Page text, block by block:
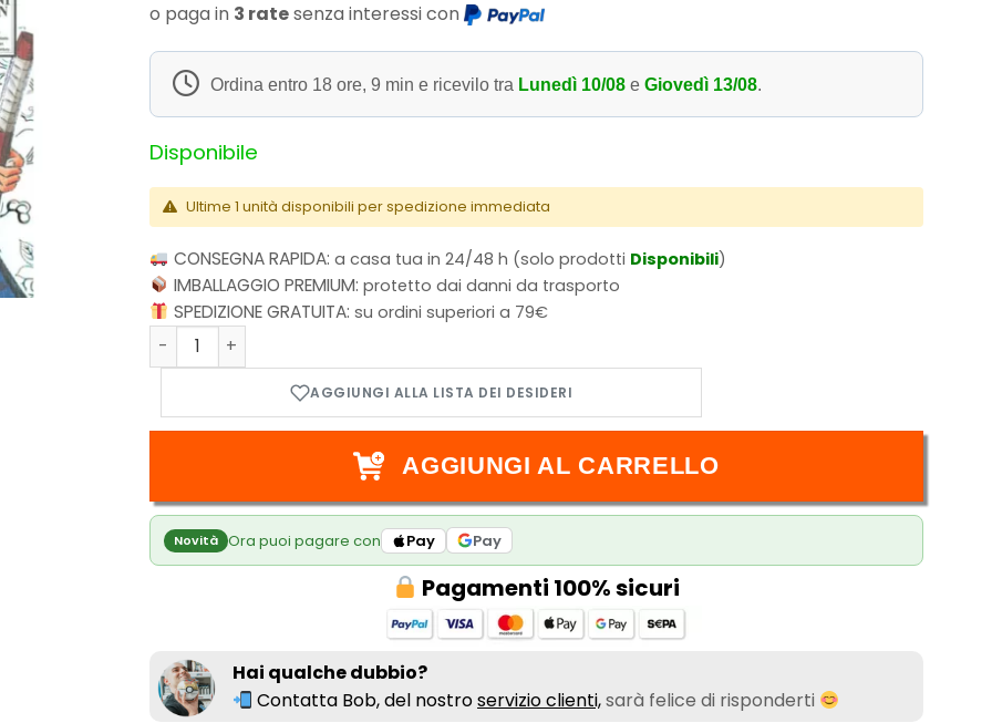
o paga in 3 ratesenza interessi con
Ordina entro 18 ore, 9 min e ricevilo tra Lunedì 10/08e Giovedì 13/08.
Disponibile
Ultime 1 unità disponibili per spedizione immediata
CONSEGNA RAPIDA: a casa tua in 24/48 h (solo prodotti Disponibili)
IMBALLAGGIO PREMIUM: protetto dai danni da trasporto
SPEDIZIONE GRATUITA: su ordini superiori a 79€
Rurouni Kenshin - Perfect Edition - Vol.4 quantità
AGGIUNGI AL CARRELLO
Novità Ora puoi pagare con Pay Pay
Pagamenti 100% sicuri
Hai qualche dubbio?
Contatta Bob, del nostroservizio clienti,sarà felice di risponderti